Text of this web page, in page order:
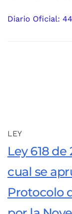
Diario Oficial:
LEY
Ley 618
cual se
Protocolo